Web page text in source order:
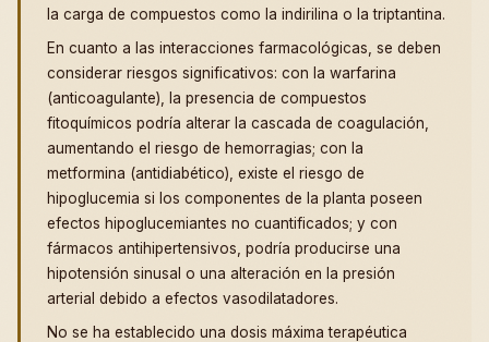
la carga de compuestos como la indirilina o la triptantina.
En cuanto a las interacciones farmacológicas, se deben
considerar riesgos significativos: con la warfarina
(anticoagulante), la presencia de compuestos
fitoquímicos podría alterar la cascada de coagulación,
aumentando el riesgo de hemorragias; con la
metformina (antidiabético), existe el riesgo de
hipoglucemia si los componentes de la planta poseen
efectos hipoglucemiantes no cuantificados; y con
fármacos antihipertensivos, podría producirse una
hipotensión sinusal o una alteración en la presión
arterial debido a efectos vasodilatadores.
No se ha establecido una dosis máxima terapéutica